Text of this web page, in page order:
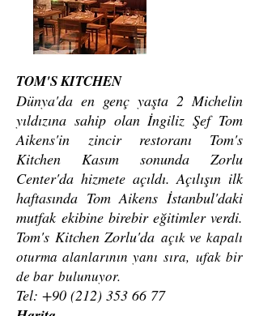
TOM'S KITCHEN
Dünya'da en genç yaşta 2 Michelin
yıldızına sahip olan İngiliz Şef Tom
Aikens'in zincir restoranı Tom's
Kitchen Kasım sonunda Zorlu
Center'da hizmete açıldı. Açılışın ilk
haftasında Tom Aikens İstanbul'daki
mutfak ekibine birebir eğitimler verdi.
Tom's Kitchen Zorlu'da açık ve kapalı
oturma alanlarının yanı sıra, ufak bir
de bar bulunuyor.
Tel: +90 (212) 353 66 77